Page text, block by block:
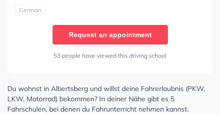
German
Request an appointment
53 people have viewed this driving school
Du wohnst in Albertsberg und willst deine Fahrerlaubnis (PKW,
LKW, Motorrad) bekommen? In deiner Nähe gibt es 5
Fahrschulen, bei denen du Fahrunterricht nehmen kannst.